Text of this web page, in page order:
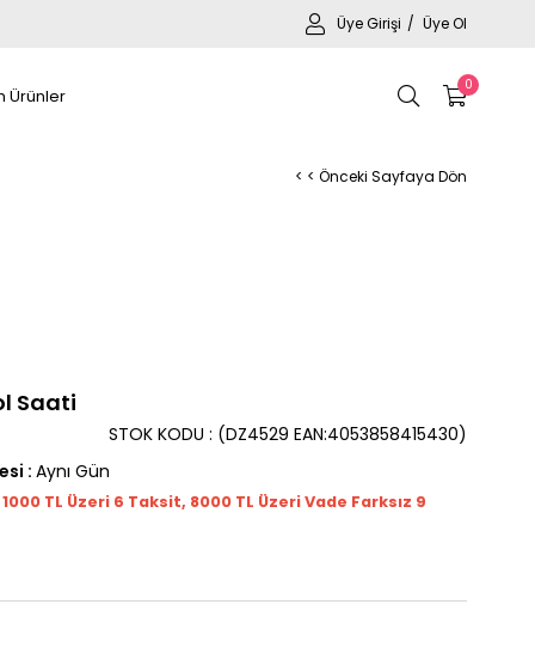
Üye Girişi Üye Ol
0
Ürünler
< < Önceki Sayfaya Dön
Saati
(DZ4529 EAN:4053858415430)
STOK KODU
: Aynı Gün
TL Üzeri 6 Taksit, 8000 TL Üzeri Vade Farksız 9